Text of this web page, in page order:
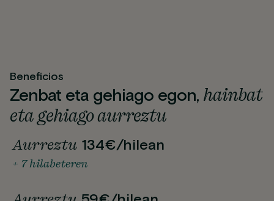
Beneficios
Zenbat eta gehiago egon, hainbat
eta gehiago aurreztu
Aurreztu 134€/hilean
+ 7 hilabeteren